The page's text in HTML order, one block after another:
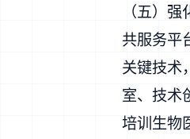
（五）
共服务平
关键技术
室、技术
培训生物